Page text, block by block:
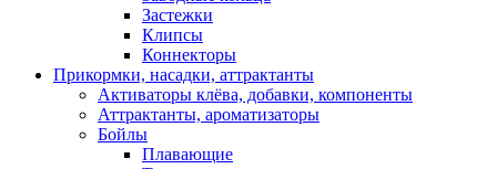
Застежки
Клипсы
Коннекторы
Прикормки, насадки, аттрактанты
Активаторы клёва, добавки, компоненты
Аттрактанты, ароматизаторы
Бойлы
Плавающие